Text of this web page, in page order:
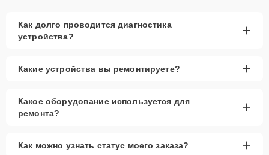
Как долго проводится диагностика
устройства?
+
Какие устройства вы ремонтируете? +
Какое оборудование используется для
ремонта?
+
Как можно узнать статус моего заказа? +